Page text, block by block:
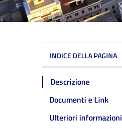
INDICE DELLA PAGINA
Descrizione
Documenti e Link
Ulteriori informazioni